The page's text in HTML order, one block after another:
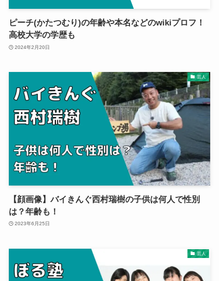
ピーチ(かたつむり)の年齢や本名などのwikiプロフ！
高校大学の学歴も
2024年2月20日
芸人
【顔画像】バイきんぐ西村瑞樹の子供は何人で性別
は？年齢も！
2023年6月25日
芸人